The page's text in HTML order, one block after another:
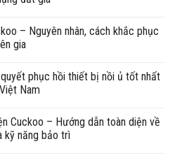
– Nguyên nhân, cách khắc phục
gia
phục hồi thiết bị nồi ủ tốt nhất
Nam
Cuckoo – Hướng dẫn toàn diện về
kỹ năng bảo trì